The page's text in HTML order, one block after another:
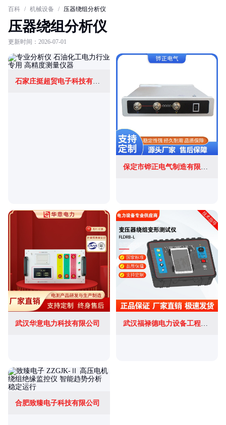
百科 / 机械设备 / 压器绕组分析仪
压器绕组分析仪
更新时间：2026-07-01
石家庄挺超贸电子科技有限公司
保定市铧正电气制造有限公司
武汉华意电力科技有限公司 武汉福禄德电力设备工程有限公司
合肥致臻电子科技有限公司